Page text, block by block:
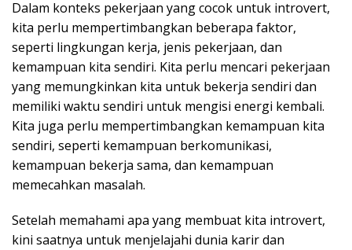
Dalam konteks pekerjaan yang cocok untuk introvert,
kita perlu mempertimbangkan beberapa faktor,
seperti lingkungan kerja, jenis pekerjaan, dan
kemampuan kita sendiri. Kita perlu mencari pekerjaan
yang memungkinkan kita untuk bekerja sendiri dan
memiliki waktu sendiri untuk mengisi energi kembali.
Kita juga perlu mempertimbangkan kemampuan kita
sendiri, seperti kemampuan berkomunikasi,
kemampuan bekerja sama, dan kemampuan
memecahkan masalah.
Setelah memahami apa yang membuat kita introvert,
kini saatnya untuk menjelajahi dunia karir dan